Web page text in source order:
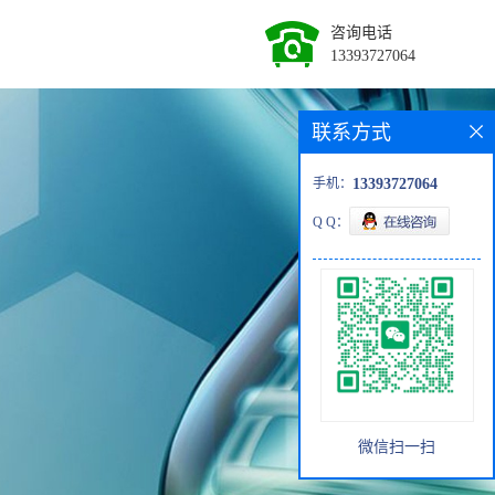
咨询电话
13393727064
联系方式
手机： 13393727064
Q Q：
微信扫一扫